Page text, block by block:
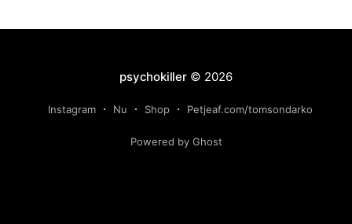
psychokiller© 2026
Instagram Nu Shop Petjeaf.com/tomsondarko
Powered by Ghost